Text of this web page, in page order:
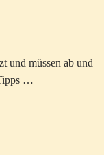
und müssen ab und
…